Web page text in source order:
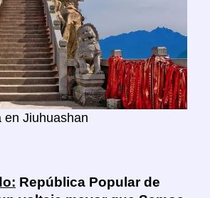
en Jiuhuashan
República Popular de